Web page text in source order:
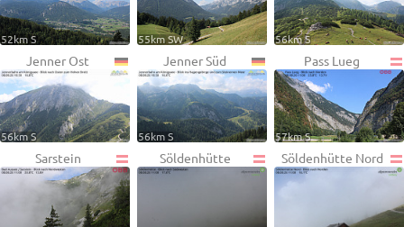
52km S 55km SW 56km S
Jenner Ost
56km S
Jenner Süd
56km S
Pass Lueg
57km S
Sarstein Söldenhütte Söldenhütte Nord